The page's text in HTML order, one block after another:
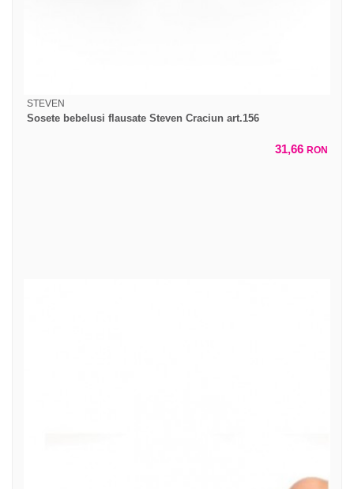
STEVEN
Sosete bebelusi flausate Steven Craciun art.156
31,66 RON